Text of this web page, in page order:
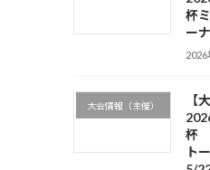
杯
ー
2026
大会情報（主催）
【
杯
ト